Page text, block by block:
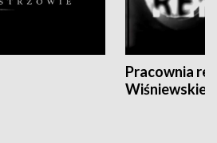
Pracownia